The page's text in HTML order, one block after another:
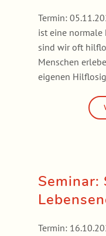
Termin:
ist eine normale
sind wir oft
Menschen
eigenen
Seminar:
Termin: